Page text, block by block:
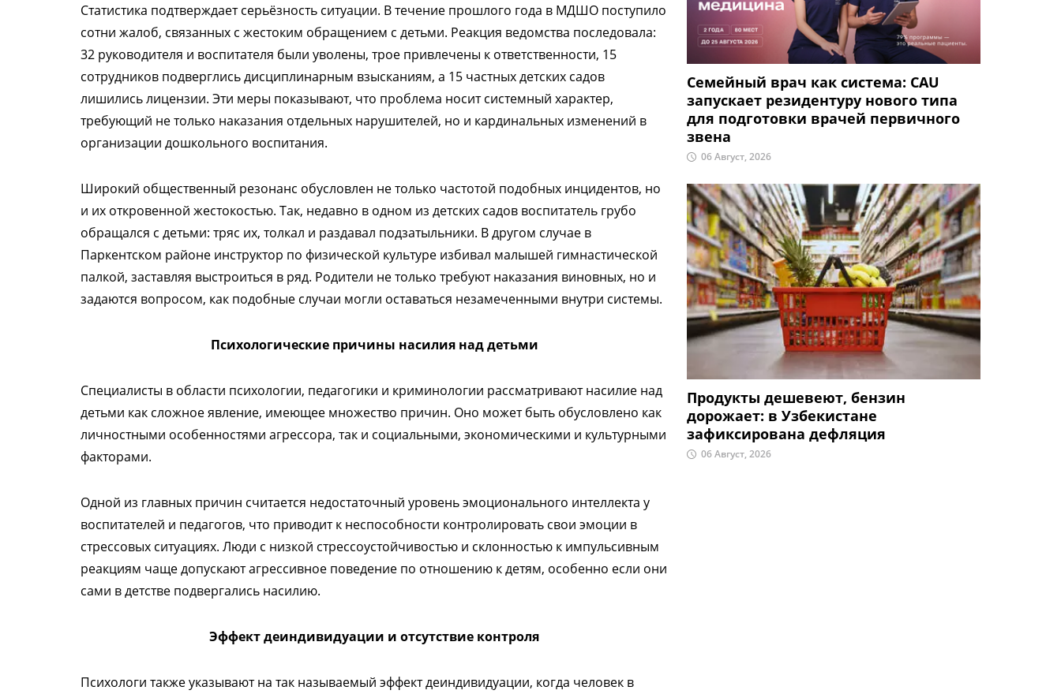
Статистика подтверждает серьёзность ситуации. В течение прошлого года в МДШО поступило
сотни жалоб, связанных с жестоким обращением с детьми. Реакция ведомства последовала:
32 руководителя и воспитателя были уволены, трое привлечены к ответственности, 15
сотрудников подверглись дисциплинарным взысканиям, а 15 частных детских садов
лишились лицензии. Эти меры показывают, что проблема носит системный характер,
требующий не только наказания отдельных нарушителей, но и кардинальных изменений в
организации дошкольного воспитания.
Широкий общественный резонанс обусловлен не только частотой подобных инцидентов, но
и их откровенной жестокостью. Так, недавно в одном из детских садов воспитатель грубо
обращался с детьми: тряс их, толкал и раздавал подзатыльники. В другом случае в
Паркентском районе инструктор по физической культуре избивал малышей гимнастической
палкой, заставляя выстроиться в ряд. Родители не только требуют наказания виновных, но и
задаются вопросом, как подобные случаи могли оставаться незамеченными внутри системы.
Психологические причины насилия над детьми
Специалисты в области психологии, педагогики и криминологии рассматривают насилие над
детьми как сложное явление, имеющее множество причин. Оно может быть обусловлено как
личностными особенностями агрессора, так и социальными, экономическими и культурными
факторами.
Одной из главных причин считается недостаточный уровень эмоционального интеллекта у
воспитателей и педагогов, что приводит к неспособности контролировать свои эмоции в
стрессовых ситуациях. Люди с низкой стрессоустойчивостью и склонностью к импульсивным
реакциям чаще допускают агрессивное поведение по отношению к детям, особенно если они
сами в детстве подвергались насилию.
Эффект деиндивидуации и отсутствие контроля
Психологи также указывают на так называемый эффект деиндивидуации, когда человек в
Семейный врач как система: CAU
запускает резидентуру нового типа
для подготовки врачей первичного
звена
06 Август, 2026
Продукты дешевеют, бензин
дорожает: в Узбекистане
зафиксирована дефляция
06 Август, 2026